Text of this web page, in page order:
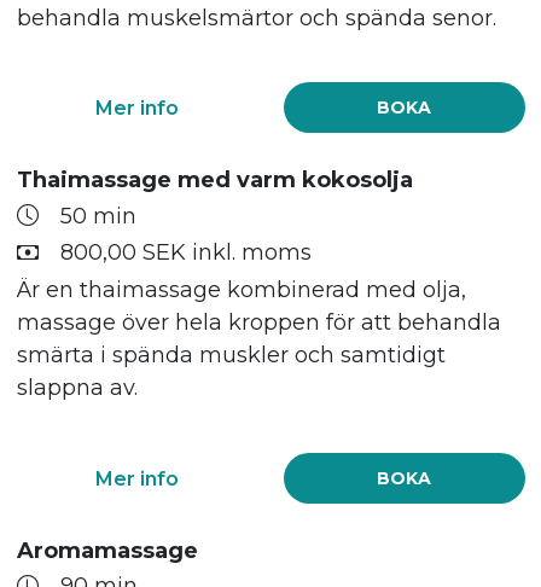
behandla muskelsmärtor och spända senor.
BOKA
Mer info
Thaimassage med varm kokosolja
50 min
800,00 SEK inkl. moms
Är en thaimassage kombinerad med olja,
massage över hela kroppen för att behandla
smärta i spända muskler och samtidigt
slappna av.
BOKA
Mer info
Aromamassage